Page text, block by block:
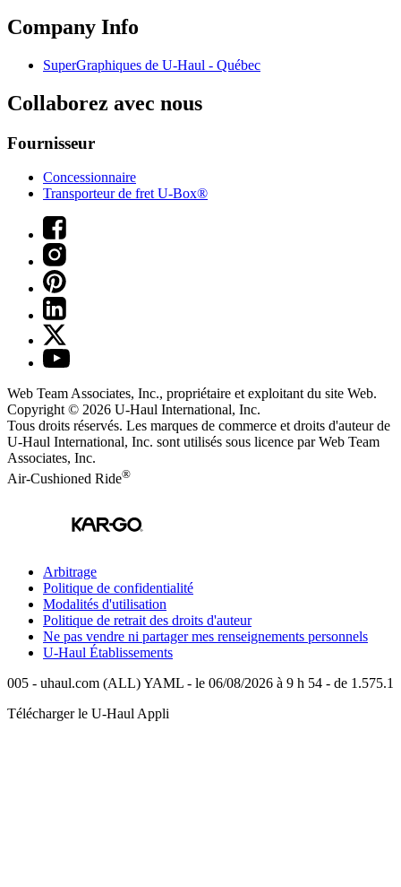
Company Info
SuperGraphiques de U-Haul - Québec
Collaborez avec nous
Fournisseur
Concessionnaire
Transporteur de fret U-Box®
Web Team Associates, Inc., propriétaire et exploitant du site Web.
Copyright © 2026 U-Haul International, Inc.
Tous droits réservés. Les marques de commerce et droits d'auteur de
U-Haul International, Inc. sont utilisés sous licence par Web Team
Associates, Inc.
Air-Cushioned Ride®
Arbitrage
Politique de confidentialité
Modalités d'utilisation
Politique de retrait des droits d'auteur
Ne pas vendre ni partager mes renseignements personnels
U-Haul Établissements
005 - uhaul.com (ALL) YAML - le 06/08/2026 à 9 h 54 - de 1.575.1
Télécharger le U-Haul Appli